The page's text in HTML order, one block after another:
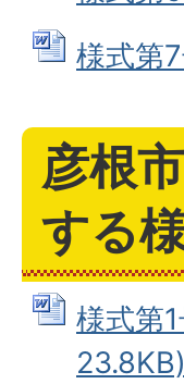
様式第
彦根
する
様式第
23.8KB)